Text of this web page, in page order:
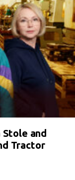
Stole and
Tractor